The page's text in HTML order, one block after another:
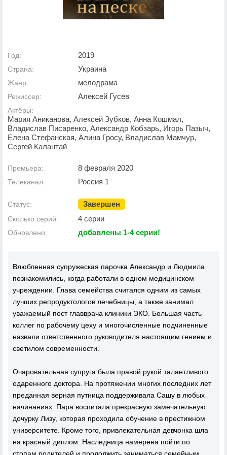
Год: 2019
Страна: Украина
Жанр: мелодрама
Режиссер: Алексей Гусев
Актёры:
Мария Аниканова, Алексей Зубков, Анна Кошмал,
Владислав Писаренко, Александр Кобзарь, Игорь Пазыч,
Елена Стефанская, Алина Гросу, Владислав Мамчур,
Сергей Калантай
Премьера: 8 февраля 2020
Телеканал: Россия 1
Статус: Завершен
Сколько серий: 4 серии
Обновлено: добавлены 1-4 серии!
Влюбленная супружеская парочка Александр и Людмила
познакомились, когда работали в одном медицинском
учреждении. Глава семейства считался одним из самых
лучших репродуктологов лечебницы, а также занимал
уважаемый пост главврача клиники ЭКО. Большая часть
коллег по рабочему цеху и многочисленные подчиненные
назвали ответственного руководителя настоящим гением и
светилом современности.
Очаровательная супруга была правой рукой талантливого
одаренного доктора. На протяжении многих последних лет
преданная верная путница поддерживала Сашу в любых
начинаниях. Пара воспитала прекрасную замечательную
дочурку Лизу, которая проходила обучение в престижном
университете. Кроме того, привлекательная девчонка шла
на красный диплом. Наследница намерена пойти по